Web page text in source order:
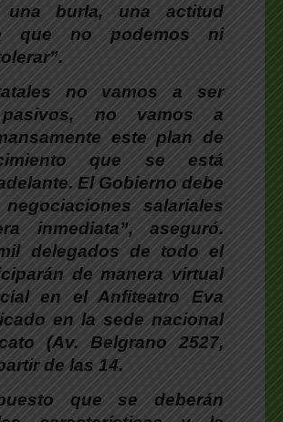
burla, una actitud
que no podemos ni
no vamos a ser
no vamos a
este plan de
que se está
El Gobierno debe
salariales
inmediata”, aseguró.
delegados de todo el
de manera virtual
en el Anfiteatro Eva
en la sede nacional
(Av. Belgrano 2527,
de las 14.
que se deberán